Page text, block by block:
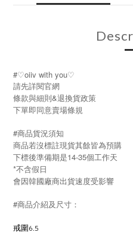
#♡oiiv with you♡
請先詳閱官網
條款與細則&退換貨政策
下單即同意賣場條規
#商品貨況須知
商品若沒標註現貨其餘皆為預購
下標後準備期是14-35個工作天
*不含假日
會因韓國廠商出貨速度受影響
#商品介紹及尺寸：
戒圍6.5